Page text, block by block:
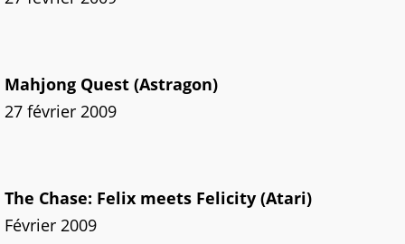
Mahjong Quest (Astragon)
27 février 2009
The Chase: Felix meets Felicity (Atari)
Février 2009